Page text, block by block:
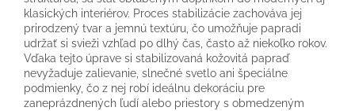
klasických interiérov. Proces stabilizácie zachováva jej
prirodzený tvar a jemnú textúru, čo umožňuje papradi
udržať si svieži vzhľad po dlhý čas, často až niekoľko rokov.
Vďaka tejto úprave si stabilizovaná kožovitá papraď
nevyžaduje zalievanie, slnečné svetlo ani špeciálne
podmienky, čo z nej robí ideálnu dekoráciu pre
zaneprázdnených ľudí alebo priestory s obmedzeným